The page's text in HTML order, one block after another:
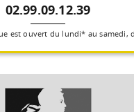
02.99.09.12.39
est ouvert du lundi* au samedi,